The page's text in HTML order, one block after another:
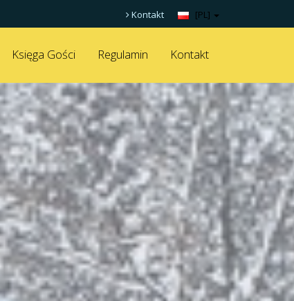
[PL]
Kontakt
Księga Gości Regulamin Kontakt